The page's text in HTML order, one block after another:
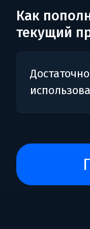
Как
текущий